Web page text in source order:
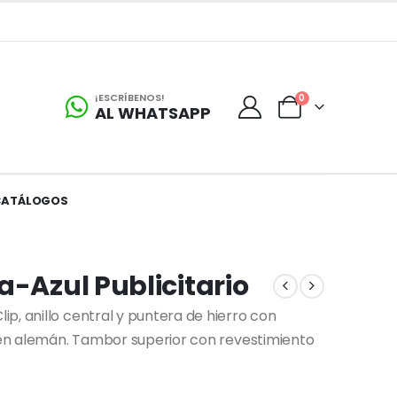
¡ESCRÍBENOS!
AL WHATSAPP
0
Azul Publicitario
anillo central y puntera de hierro con
alemán. Tambor superior con revestimiento